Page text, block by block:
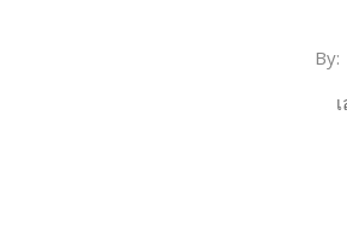
By: